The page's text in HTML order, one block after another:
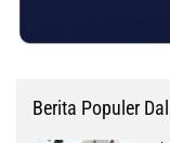
Berita Populer